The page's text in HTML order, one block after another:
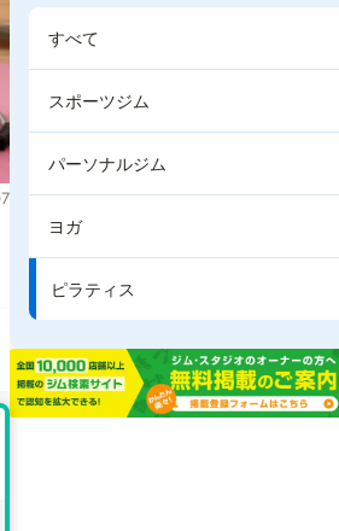
すべて
スポーツジム
パーソナルジム
ヨガ
ピラティス